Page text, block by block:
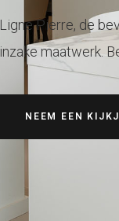
Ligne Pierre, de
inzake maatwerk.
NEEM EEN